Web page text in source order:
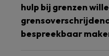
hulp bij grenzen
bespreekbaar